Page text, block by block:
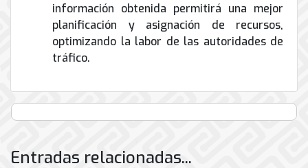
información obtenida permitirá una mejor
planificación y asignación de recursos,
optimizando la labor de las autoridades de
tráfico.
Entradas relacionadas...